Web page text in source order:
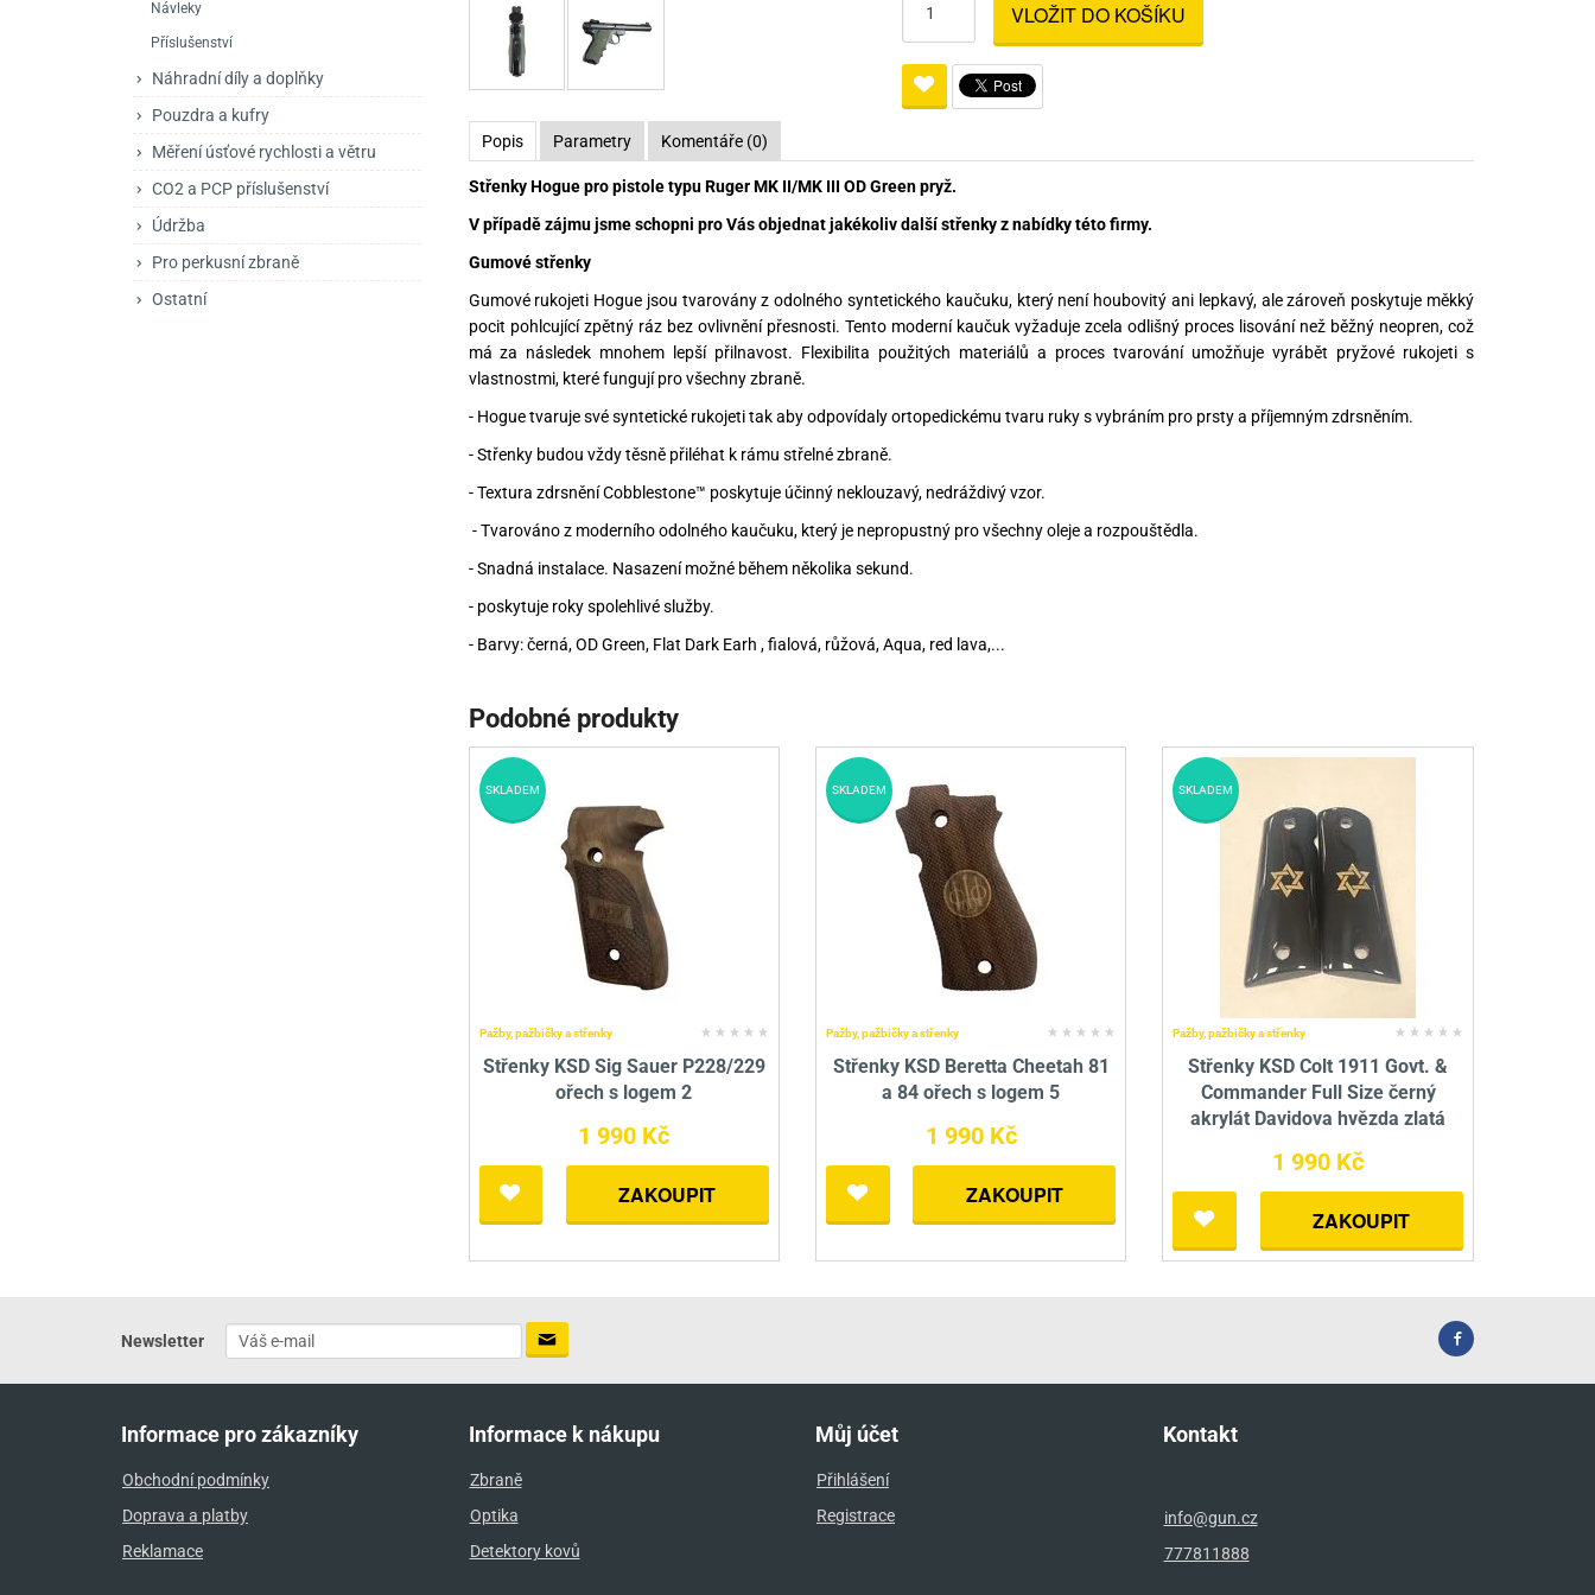
Příslušenství pro zbraně na ZP
Brokovnice samonabíjecí
Kuchyňské nože
Luky
Kuše
Pro lištu weaver a picatinny
Adaptéry
Náboje na ZP Pistolové a revolverové náboje
Malorážkové náboje
Ochranné prostředky
Rowan Engineering
Bipody, stolice a vaky
Svítilny
Návleky
Příslušenství
Náhradní díly a doplňky
Pouzdra a kufry
Měření úsťové rychlosti a větru
CO2 a PCP příslušenství
Údržba
Pro perkusní zbraně
Ostatní
VLOŽIT DO KOŠÍKU
Popis Parametry Komentáře (0)
Střenky Hogue pro pistole typu Ruger MK II/MK III OD Green pryž.
V případě zájmu jsme schopni pro Vás objednat jakékoliv další střenky z nabídky této firmy.
Gumové střenky
Gumové rukojeti Hogue jsou tvarovány z odolného syntetického kaučuku, který není houbovitý ani lepkavý, ale zároveň poskytuje měkký
pocit pohlcující zpětný ráz bez ovlivnění přesnosti. Tento moderní kaučuk vyžaduje zcela odlišný proces lisování než běžný neopren, což
má za následek mnohem lepší přilnavost. Flexibilita použitých materiálů a proces tvarování umožňuje vyrábět pryžové rukojeti s
vlastnostmi, které fungují pro všechny zbraně.
- Hogue tvaruje své syntetické rukojeti tak aby odpovídaly ortopedickému tvaru ruky s vybráním pro prsty a příjemným zdrsněním.
- Střenky budou vždy těsně přiléhat k rámu střelné zbraně.
- Textura zdrsnění Cobblestone™ poskytuje účinný neklouzavý, nedráždivý vzor.
- Tvarováno z moderního odolného kaučuku, který je nepropustný pro všechny oleje a rozpouštědla.
- Snadná instalace. Nasazení možné během několika sekund.
- poskytuje roky spolehlivé služby.
- Barvy: černá, OD Green, Flat Dark Earh , fialová, růžová, Aqua, red lava,...
Podobné produkty
Pažby, pažbičky a střenky
Střenky KSD Sig Sauer P228/229
ořech s logem 2
1 990 Kč
ZAKOUPIT
SKLADEM
Pažby, pažbičky a střenky
Střenky KSD Beretta Cheetah 81
a 84 ořech s logem 5
1 990 Kč
ZAKOUPIT
SKLADEM
Pažby, pažbičky a střenky
Střenky KSD Colt 1911 Govt. &
Commander Full Size černý
akrylát Davidova hvězda zlatá
1 990 Kč
ZAKOUPIT
SKLADEM
Newsletter
Informace pro zákazníky
Obchodní podmínky
Doprava a platby
Reklamace
Informace k nákupu
Zbraně
Optika
Detektory kovů
Můj účet
Přihlášení
Registrace
Kontakt
info@gun.cz
777811888